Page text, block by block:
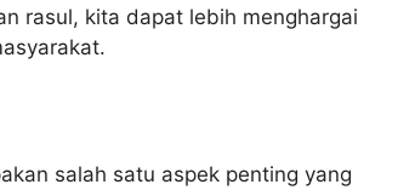
rasul, kita dapat lebih menghargai
salah satu aspek penting yang